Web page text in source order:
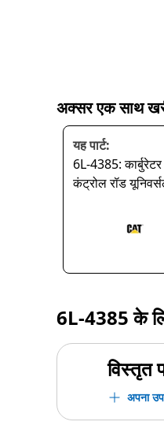
अक्सर एक साथ
यह पार्ट:
6L-4385: कार्बुरेटर
कंट्रोल रॉड
6L-4385के
विस्तृत
अपना